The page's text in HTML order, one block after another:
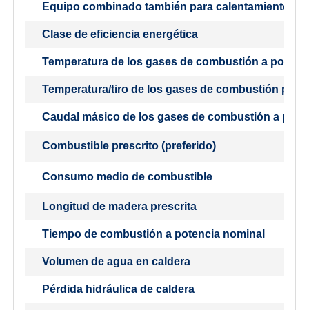
Equipo combinado también para calentamiento de
Clase de eficiencia energética
Temperatura de los gases de combustión a
Temperatura/tiro de los gases de combustión
Caudal másico de los gases de combustión a
Combustible prescrito (preferido)
Consumo medio de combustible
Longitud de madera prescrita
Tiempo de combustión a potencia nominal
Volumen de agua en caldera
Pérdida hidráulica de caldera